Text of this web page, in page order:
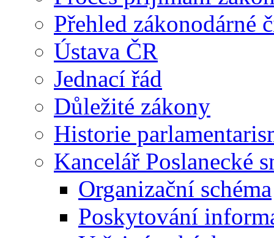
Přehled zákonodárné
Ústava ČR
Jednací řád
Důležité zákony
Historie
Kancelář Poslanecké
Organizační schéma
Poskytování